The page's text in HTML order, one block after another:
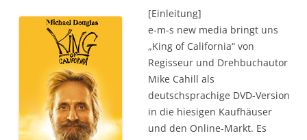
[Einleitung]
e-m-s new media bringt uns
„King of California“ von
Regisseur und Drehbuchautor
Mike Cahill als
deutschsprachige DVD-Version
in die hiesigen Kaufhäuser
und den Online-Markt. Es